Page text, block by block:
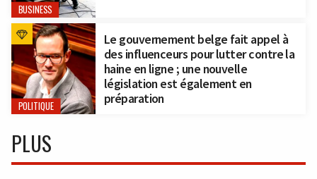
BUSINESS
POLITIQUE
Le gouvernement belge fait appel à
des influenceurs pour lutter contre la
haine en ligne ; une nouvelle
législation est également en
préparation
PLUS